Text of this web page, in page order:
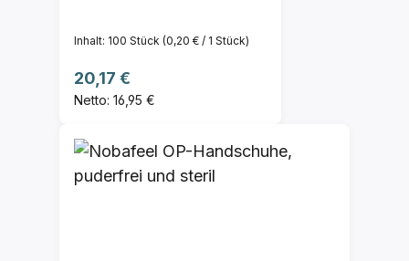
Inhalt: 100 Stück (0,20 € / 1 Stück)
Regulärer Preis:
20,17 €
Netto: 16,95 €